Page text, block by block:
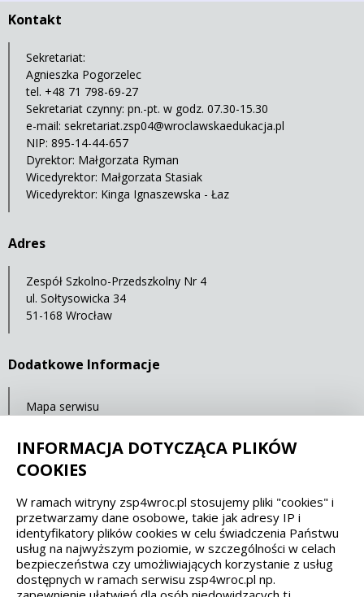
Kontakt
Sekretariat:
Agnieszka Pogorzelec
tel. +48 71 798-69-27
Sekretariat czynny: pn.-pt. w godz. 07.30-15.30
e-mail: sekretariat.zsp04@wroclawskaedukacja.pl
NIP: 895-14-44-657
Dyrektor: Małgorzata Ryman
Wicedyrektor: Małgorzata Stasiak
Wicedyrektor: Kinga Ignaszewska - Łaz
Adres
Zespół Szkolno-Przedszkolny Nr 4
ul. Sołtysowicka 34
51-168 Wrocław
Dodatkowe Informacje
Mapa serwisu
Spełniamy standardy dostępności oraz W3C
WCAG 2.1 SECTION 508 EAA/EN 301549
IS 5568
INFORMACJA DOTYCZĄCA PLIKÓW
COOKIES
W ramach witryny zsp4wroc.pl stosujemy pliki "cookies" i
przetwarzamy dane osobowe, takie jak adresy IP i
identyfikatory plików cookies w celu świadczenia Państwu
usług na najwyższym poziomie, w szczególności w celach
bezpieczeństwa czy umożliwiających korzystanie z usług
dostępnych w ramach serwisu zsp4wroc.pl np.